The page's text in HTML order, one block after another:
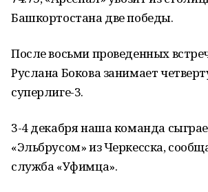
Башкортостана две победы.
После восьми проведенных
Руслана Бокова занимает
суперлиге-3.
3-4 декабря наша команда
«Эльбрусом» из Черкесска,
служба «Уфимца».